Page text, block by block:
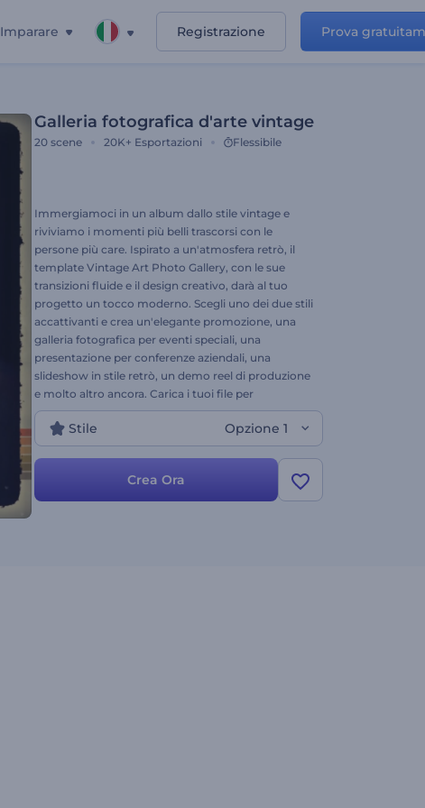
Imparare Registrazione Prova
Galleria fotografica d'arte vintage
20 scene 20K+ Esportazioni Flessibile
Immergiamoci in un album dallo stile vintage e
riviviamo i momenti più belli trascorsi con le
persone più care. Ispirato a un'atmosfera retrò, il
template Vintage Art Photo Gallery, con le sue
transizioni fluide e il design creativo, darà al tuo
progetto un tocco moderno. Scegli uno dei due stili
accattivanti e crea un'elegante promozione, una
galleria fotografica per eventi speciali, una
presentazione per conferenze aziendali, una
slideshow in stile retrò, un demo reel di produzione
e molto altro ancora. Carica i tuoi file per
personalizzare questa fantastica slideshow a tuo
piacimento. Vale la pena provarla!
Stile Opzione 1
Crea Ora